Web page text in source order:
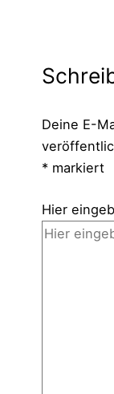
Deine E-
*markiert
Hier